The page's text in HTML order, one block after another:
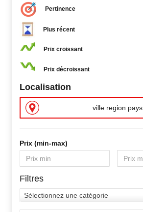
Pertinence
Plus récent
Prix croissant
Prix décroissant
Localisation
ville region pays
Prix ​​(min-max)
Filtres
Sélectionnez une catégorie